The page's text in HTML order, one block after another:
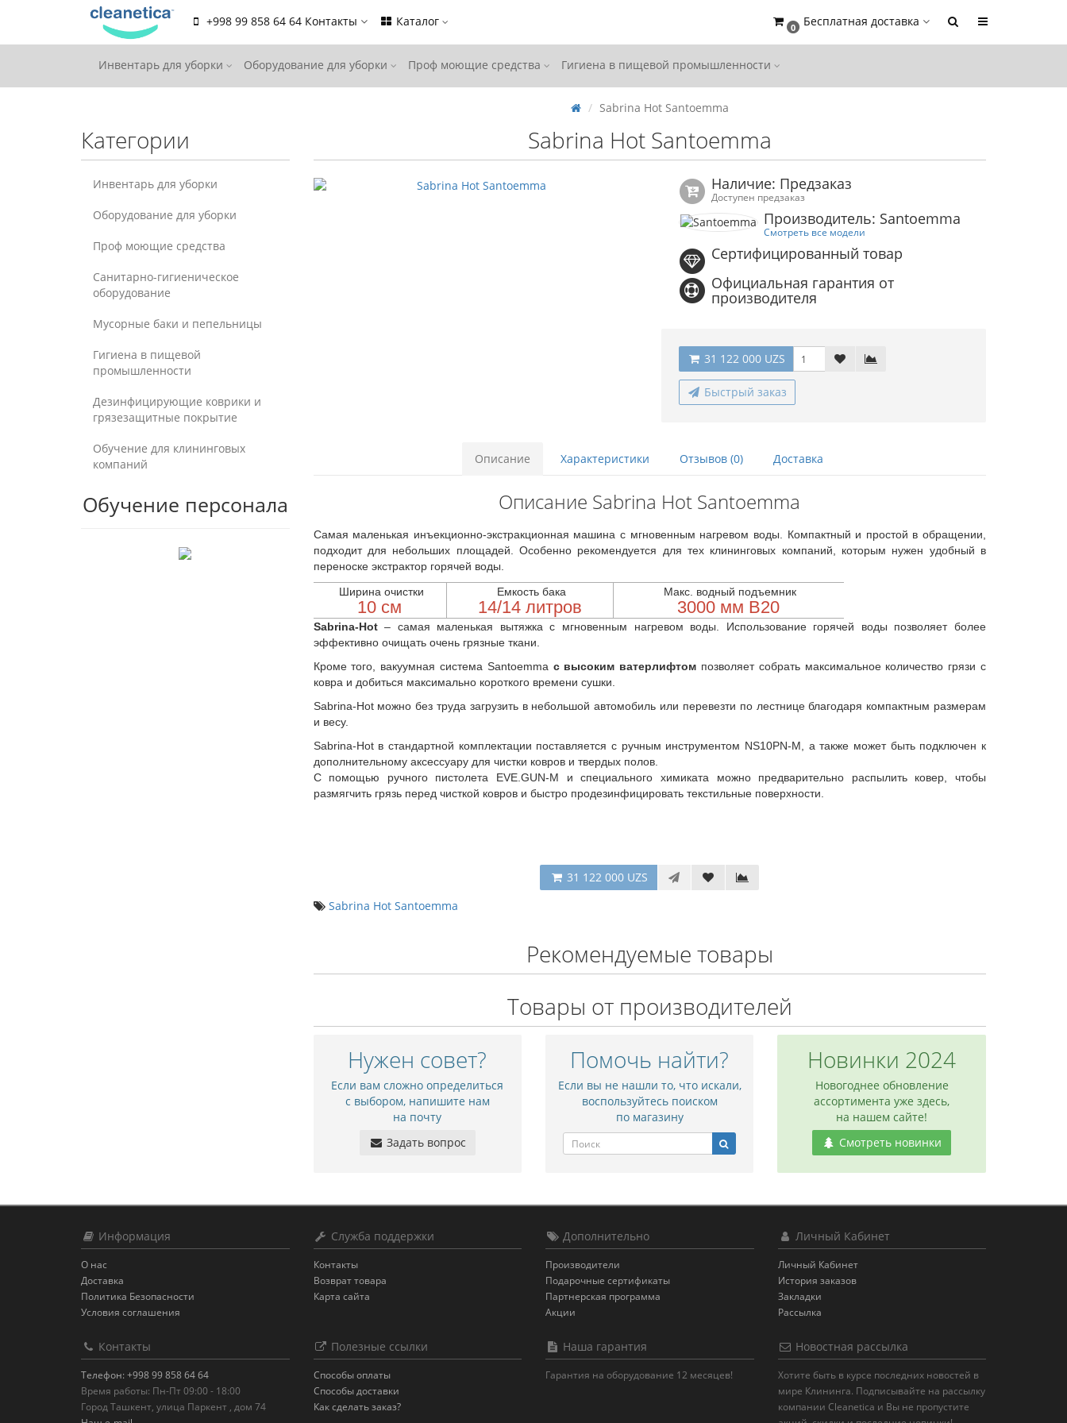
+998 99 858 64 64 Контакты Каталог 0 Бесплатная доставка
Инвентарь для уборки Оборудование для уборки Проф моющие средства Гигиена в пищевой промышленности
Категории
Инвентарь для уборки
Оборудование для уборки
Проф моющие средства
Санитарно-гигиеническое
оборудование
Мусорные баки и пепельницы
Гигиена в пищевой
промышленности
Дезинфицирующие коврики и
грязезащитные покрытие
Обучение для клининговых
компаний
Обучение персонала
Sabrina Hot Santoemma
Sabrina Hot Santoemma
Наличие: Предзаказ
Доступен предзаказ
Производитель: Santoemma
Смотреть все модели
Сертифицированный товар
Официальная гарантия от
производителя
31 122 000 UZS
Быстрый заказ
Описание Характеристики Отзывов (0) Доставка
Описание Sabrina Hot Santoemma
Самая маленькая инъекционно-экстракционная машина с мгновенным нагревом воды. Компактный и простой в обращении,
подходит для небольших площадей. Особенно рекомендуется для тех клининговых компаний, которым нужен удобный в
переноске экстрактор горячей воды.
Ширина очистки
10 см
Емкость бака
14/14 литров
Макс. водный подъемник
3000 мм В20
Sabrina-Hot– самая маленькая вытяжка с мгновенным нагревом воды. Использование горячей воды позволяет более
эффективно очищать очень грязные ткани.
Кроме того, вакуумная система Santoemma с высоким ватерлифтом позволяет собрать максимальное количество грязи с
ковра и добиться максимально короткого времени сушки.
Sabrina-Hot можно без труда загрузить в небольшой автомобиль или перевезти по лестнице благодаря компактным размерам
и весу.
Sabrina-Hot в стандартной комплектации поставляется с ручным инструментом NS10PN-M, а также может быть подключен к
дополнительному аксессуару для чистки ковров и твердых полов.
С помощью ручного пистолета EVE.GUN-M и специального химиката можно предварительно распылить ковер, чтобы
размягчить грязь перед чисткой ковров и быстро продезинфицировать текстильные поверхности.
31 122 000 UZS
Sabrina Hot Santoemma
Рекомендуемые товары
Товары от производителей
Нужен совет?
Если вам сложно определиться
с выбором, напишите нам
на почту
Задать вопрос
Помочь найти?
Если вы не нашли то, что искали,
воспользуйтесь поиском
по магазину
Новинки 2024
Новогоднее обновление
ассортимента уже здесь,
на нашем сайте!
Смотреть новинки
Информация
О нас
Доставка
Политика Безопасности
Условия соглашения
Служба поддержки
Контакты
Возврат товара
Карта сайта
Дополнительно
Производители
Подарочные сертификаты
Партнерская программа
Акции
Личный Кабинет
Личный Кабинет
История заказов
Закладки
Рассылка
Контакты
Телефон: +998 99 858 64 64
Время работы: Пн-Пт 09:00 - 18:00
Город Ташкент, улица Паркент , дом 74
Полезные ссылки
Способы оплаты
Способы доставки
Как сделать заказ?
Наша гарантия
Гарантия на оборудование 12 месяцев!
Новостная рассылка
Хотите быть в курсе последних новостей в
мире Клининга. Подписывайте на рассылку
компании Cleanetica и Вы не пропустите